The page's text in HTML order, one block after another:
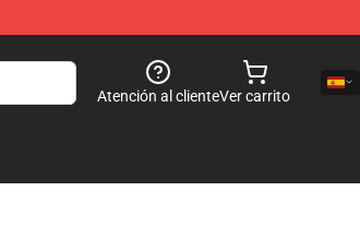
Atención al clienteVer carrito